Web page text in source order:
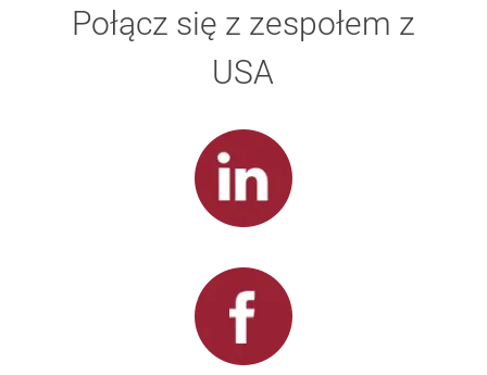
Połącz się z zespołem z
USA